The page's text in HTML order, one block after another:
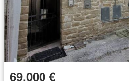
69.000 €